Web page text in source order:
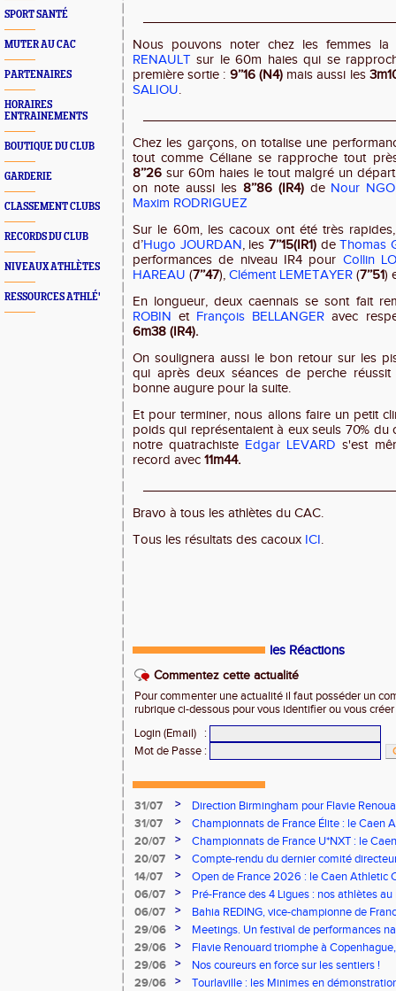
SPORT SANTÉ
MUTER AU CAC
PARTENAIRES
HORAIRES
ENTRAINEMENTS
BOUTIQUE DU CLUB
GARDERIE
CLASSEMENT CLUBS
RECORDS DU CLUB
NIVEAUX ATHLÈTES
RESSOURCES ATHLÉ'
Nous pouvons noter chez les femmes
RENAULT sur le 60m haies qui se
première sortie : 9’’16 (N4)mais aussi les
SALIOU.
Chez les garçons, on totalise une
tout comme Céliane se rapproche tout
8’’26 sur 60m haies le tout malgré un
on note aussi les 8’’86 (IR4)de Nour
Maxim RODRIGUEZ
Sur le 60m, les cacoux ont été très
d’Hugo JOURDAN, les7’’15(IR1) deThomas
performances de niveau IR4 pour Collin
HAREAU (7’’47), Clément LEMETAYER (7’’51)
En longueur, deux caennais se sont fait
ROBIN et François BELLANGER avec
6m38 (IR4).
On soulignera aussi le bon retour sur les
qui après deux séances de perche
bonne augure pour la suite.
Et pour terminer, nous allons faire un petit
poids qui représentaient à eux seuls 70% du
notre quatrachiste Edgar LEVARD s'est
record avec 11m44.
Bravo à tous les athlètes du CAC.
Tous les résultats des cacoux ICI.
les Réactions
Commentez cette actualité
Pour commenter une actualité il faut posséder un
rubrique ci-dessous pour vous identifier ou vous
Login (Email)
:
Mot de Passe :
31/07 >
Direction Birmingham pour Flavie
31/07
>
Championnats de France Élite : le Caen
vous à Albi !
20/07 >
Championnats de France U*NXT : le
Stade Charléty !
20/07 >
Compte-rendu du dernier comité
14/07
>
Open de France 2026 : le Caen Athletic
06/07
>
Pré-France des 4 Ligues : nos athlètes
06/07
>
Bahia REDING, vice-championne de
29/06
>
Meetings. Un festival de performances
concours
29/06 >
Flavie Renouard triomphe à
brillent sur tous les fronts
29/06 >
Nos coureurs en force sur les sentiers !
29/06
>
Tourlaville : les Minimes en